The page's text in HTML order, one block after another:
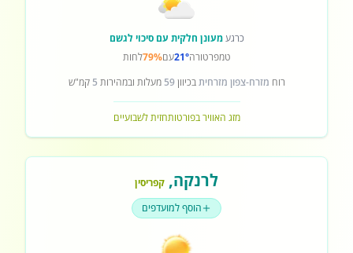
כרגעמעונן חלקית עם סיכוי לגשם
טמפרטורה21°עם79%לחות
רוח מזרח-צפון מזרחיתבכיוון59 מעלות ובמהירות 5 קמ"ש
מזג האוויר בפורטותחזית לשבועיים
לרנקה, קפריסין
הוסף למועדפים